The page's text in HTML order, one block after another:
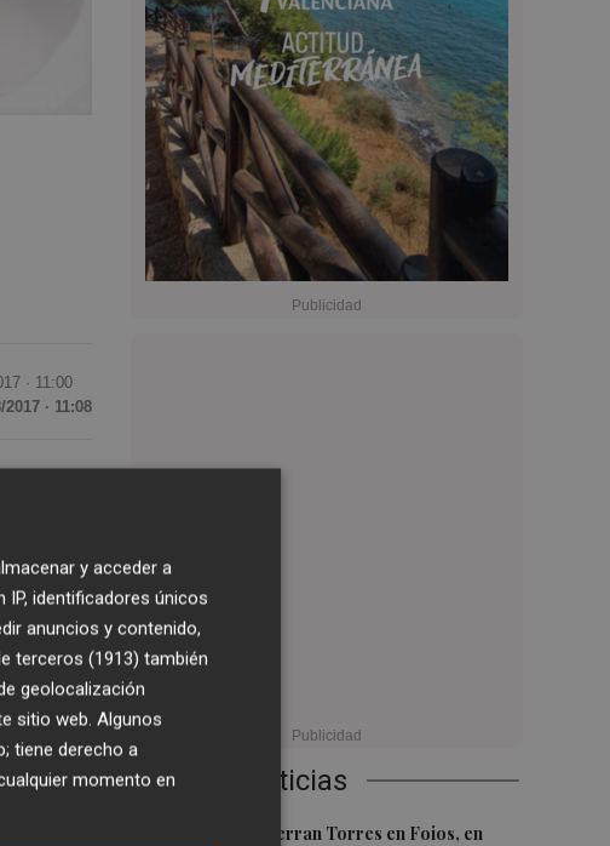
Últimas Noticias
El homenaje a Ferran Torres en Foios, en
· 11:00
· 11:08
y acceder a
identificadores únicos
anuncios y contenido,
terceros (1913) también
geolocalización
sitio web. Algunos
tiene derecho a
momento en